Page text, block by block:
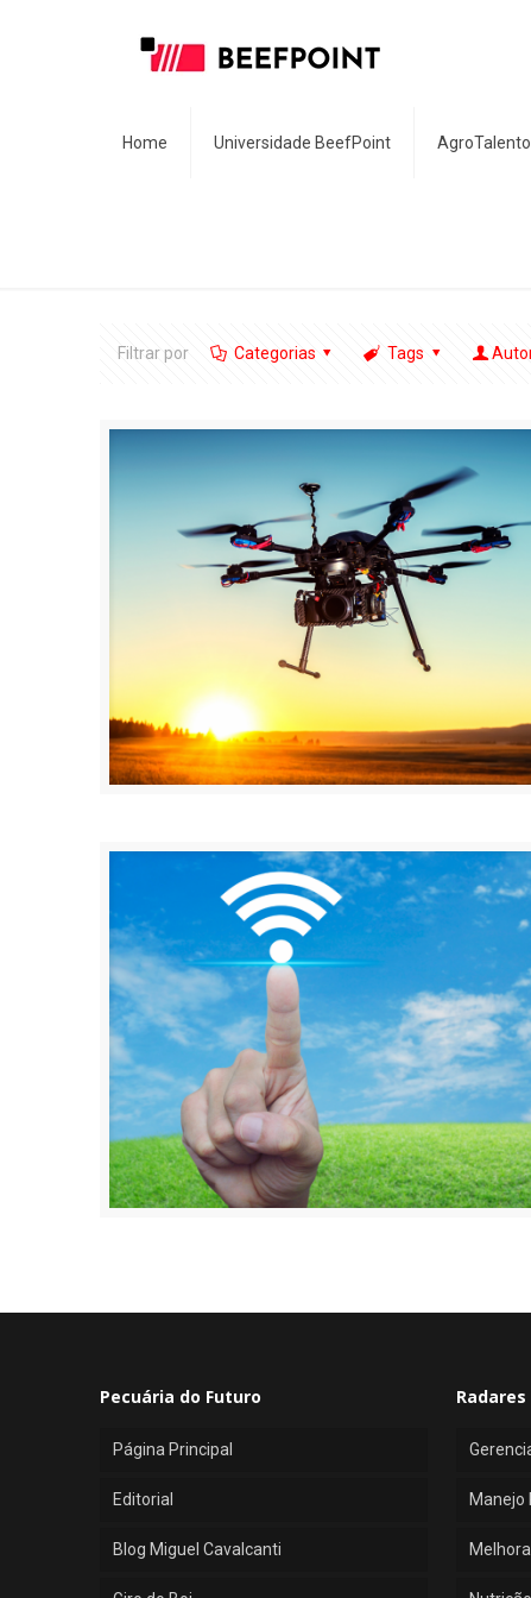
Home Universidade BeefPoint AgroTalento
Filtrar por Categorias Tags
Pecuária do Futuro
Página Principal
Editorial
Blog Miguel Cavalcanti
Manejo